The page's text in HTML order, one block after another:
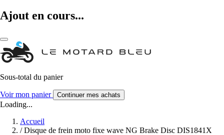
Ajout en cours...
Sous-total du panier
Voir mon panier Continuer mes achats
Loading...
Accueil
/ Disque de frein moto fixe wave NG Brake Disc DIS1841X